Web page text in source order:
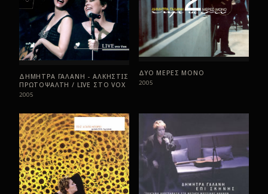
ΔΗΜΗΤΡΑ ΓΑΛΑΝΗ - ΑΛΚΗΣΤΙΣ
ΠΡΩΤΟΨΑΛΤΗ / LIVE ΣTO VOX
2005
ΔΥΟ ΜΕΡΕΣ ΜΟΝΟ
2005